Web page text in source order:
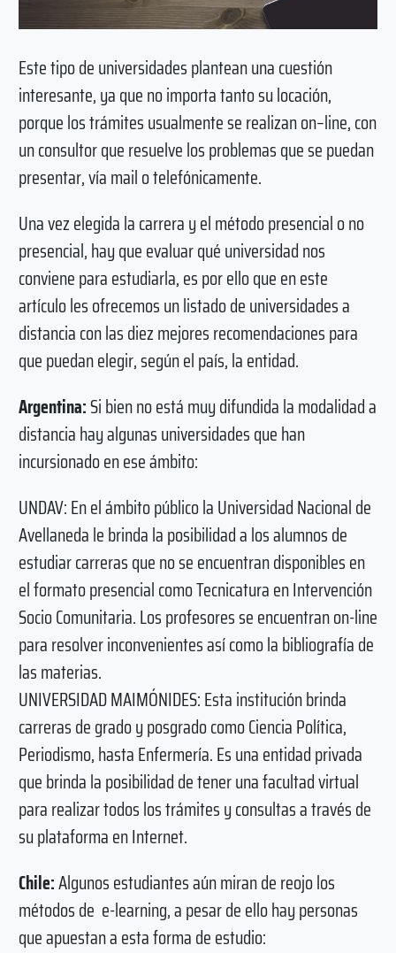
Este tipo de universidades plantean una cuestión
interesante, ya que no importa tanto su locación,
porque los trámites usualmente se realizan on–line, con
un consultor que resuelve los problemas que se puedan
presentar, vía mail o telefónicamente.
Una vez elegida la carrera y el método presencial o no
presencial, hay que evaluar qué universidad nos
conviene para estudiarla, es por ello que en este
artículo les ofrecemos un listado de universidades a
distancia con las diez mejores recomendaciones para
que puedan elegir, según el país, la entidad.
Argentina:Si bien no está muy difundida la modalidad a
distancia hay algunas universidades que han
incursionado en ese ámbito:
UNDAV: En el ámbito público la Universidad Nacional de
Avellaneda le brinda la posibilidad a los alumnos de
estudiar carreras que no se encuentran disponibles en
el formato presencial como Tecnicatura en Intervención
Socio Comunitaria. Los profesores se encuentran on-line
para resolver inconvenientes así como la bibliografía de
las materias.
UNIVERSIDAD MAIMÓNIDES: Esta institución brinda
carreras de grado y posgrado como Ciencia Política,
Periodismo, hasta Enfermería. Es una entidad privada
que brinda la posibilidad de tener una facultad virtual
para realizar todos los trámites y consultas a través de
su plataforma en Internet.
Chile:Algunos estudiantes aún miran de reojo los
métodos de e-learning, a pesar de ello hay personas
que apuestan a esta forma de estudio: